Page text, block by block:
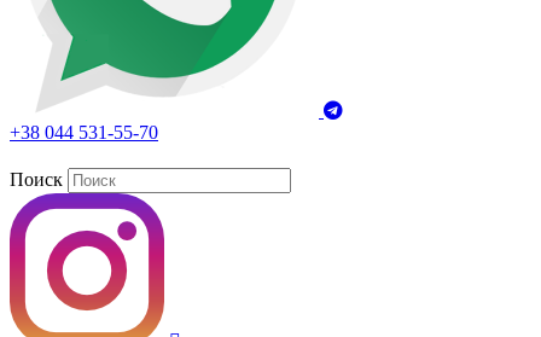
+38 044 531-55-70
Поиск